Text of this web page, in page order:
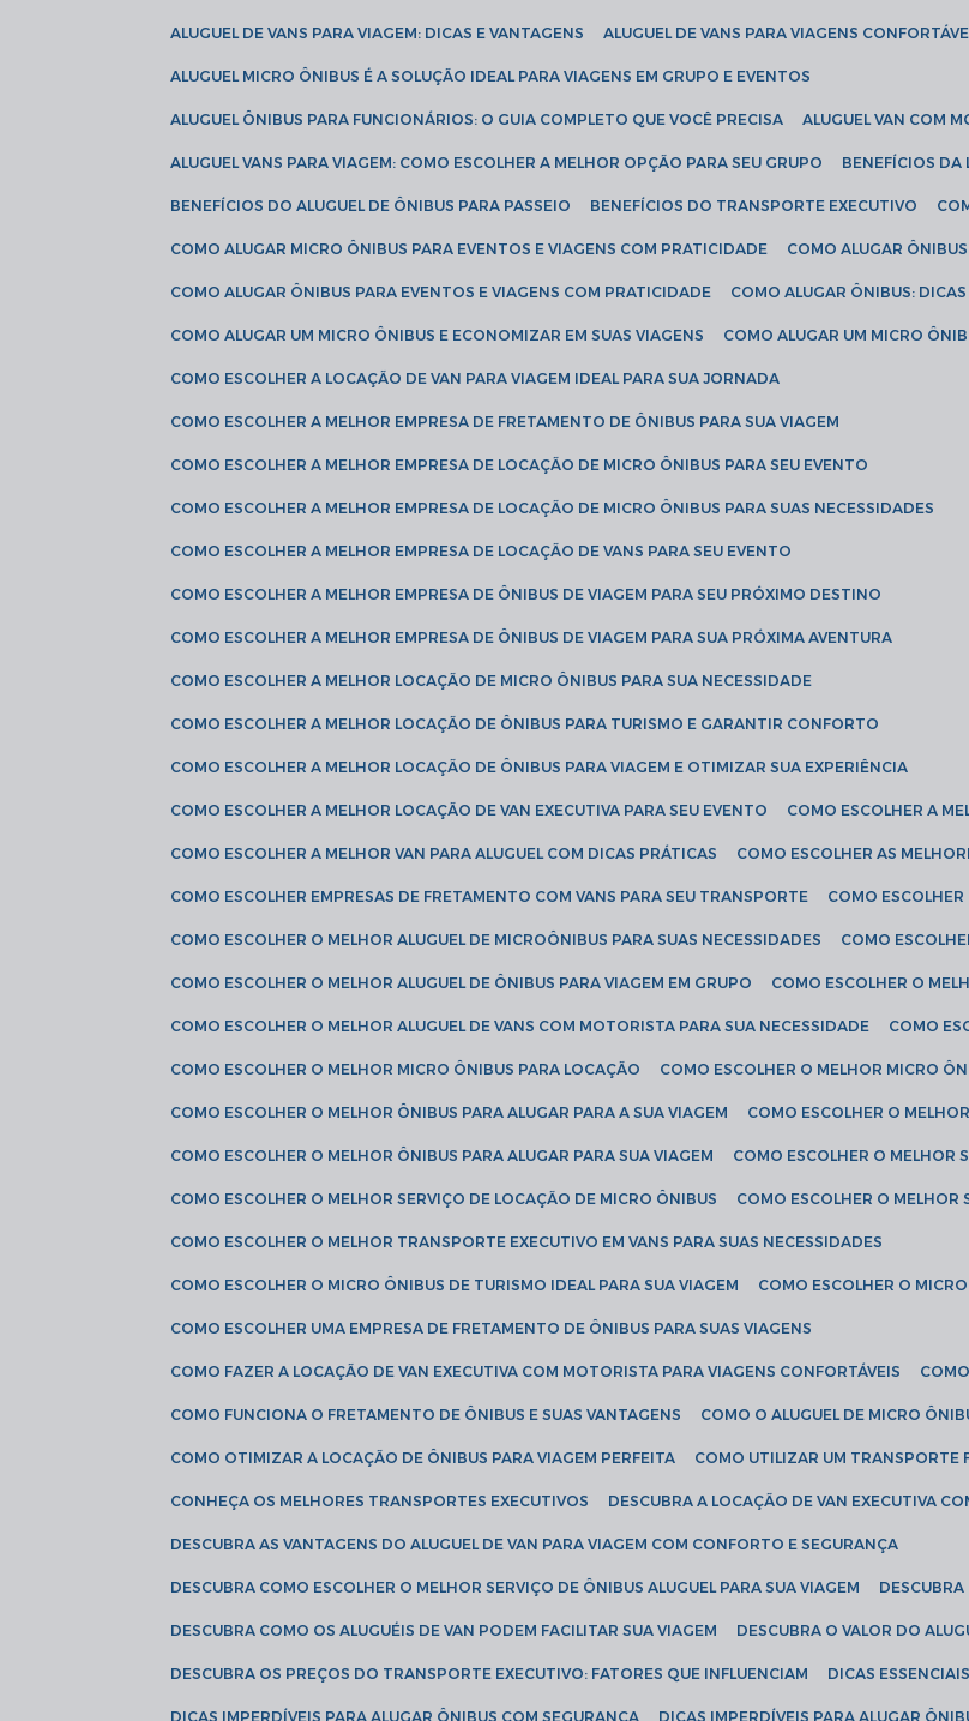
ALUGUEL DE VANS PARA VIAGEM: DICAS E VANTAGENS ALUGUEL DE VANS PARA VIAGENS
ALUGUEL MICRO ÔNIBUS É A SOLUÇÃO IDEAL PARA VIAGENS EM GRUPO E EVENTOS
ALUGUEL ÔNIBUS PARA FUNCIONÁRIOS: O GUIA COMPLETO QUE VOCÊ PRECISA ALUGUEL VAN COM
ALUGUEL VANS PARA VIAGEM: COMO ESCOLHER A MELHOR OPÇÃO PARA SEU GRUPO BENEFÍCIOS
BENEFÍCIOS DO ALUGUEL DE ÔNIBUS PARA PASSEIO BENEFÍCIOS DO TRANSPORTE EXECUTIVO
COMO ALUGAR MICRO ÔNIBUS PARA EVENTOS E VIAGENS COM PRATICIDADE COMO ALUGAR
COMO ALUGAR ÔNIBUS PARA EVENTOS E VIAGENS COM PRATICIDADE COMO ALUGAR ÔNIBUS:
COMO ALUGAR UM MICRO ÔNIBUS E ECONOMIZAR EM SUAS VIAGENS COMO ALUGAR UM MICRO
COMO ESCOLHER A LOCAÇÃO DE VAN PARA VIAGEM IDEAL PARA SUA JORNADA
COMO ESCOLHER A MELHOR EMPRESA DE FRETAMENTO DE ÔNIBUS PARA SUA VIAGEM
COMO ESCOLHER A MELHOR EMPRESA DE LOCAÇÃO DE MICRO ÔNIBUS PARA SEU EVENTO
COMO ESCOLHER A MELHOR EMPRESA DE LOCAÇÃO DE MICRO ÔNIBUS PARA SUAS NECESSIDADES
COMO ESCOLHER A MELHOR EMPRESA DE LOCAÇÃO DE VANS PARA SEU EVENTO
COMO ESCOLHER A MELHOR EMPRESA DE ÔNIBUS DE VIAGEM PARA SEU PRÓXIMO DESTINO
COMO ESCOLHER A MELHOR EMPRESA DE ÔNIBUS DE VIAGEM PARA SUA PRÓXIMA AVENTURA
COMO ESCOLHER A MELHOR LOCAÇÃO DE MICRO ÔNIBUS PARA SUA NECESSIDADE
COMO ESCOLHER A MELHOR LOCAÇÃO DE ÔNIBUS PARA TURISMO E GARANTIR CONFORTO
COMO ESCOLHER A MELHOR LOCAÇÃO DE ÔNIBUS PARA VIAGEM E OTIMIZAR SUA EXPERIÊNCIA
COMO ESCOLHER A MELHOR LOCAÇÃO DE VAN EXECUTIVA PARA SEU EVENTO COMO ESCOLHER A
COMO ESCOLHER A MELHOR VAN PARA ALUGUEL COM DICAS PRÁTICAS COMO ESCOLHER AS
COMO ESCOLHER EMPRESAS DE FRETAMENTO COM VANS PARA SEU TRANSPORTE COMO
COMO ESCOLHER O MELHOR ALUGUEL DE MICROÔNIBUS PARA SUAS NECESSIDADES COMO
COMO ESCOLHER O MELHOR ALUGUEL DE ÔNIBUS PARA VIAGEM EM GRUPO COMO ESCOLHER O
COMO ESCOLHER O MELHOR ALUGUEL DE VANS COM MOTORISTA PARA SUA NECESSIDADE COMO
COMO ESCOLHER O MELHOR MICRO ÔNIBUS PARA LOCAÇÃO COMO ESCOLHER O MELHOR MICRO
COMO ESCOLHER O MELHOR ÔNIBUS PARA ALUGAR PARA A SUA VIAGEM COMO ESCOLHER O
COMO ESCOLHER O MELHOR ÔNIBUS PARA ALUGAR PARA SUA VIAGEM COMO ESCOLHER O MELHOR
COMO ESCOLHER O MELHOR SERVIÇO DE LOCAÇÃO DE MICRO ÔNIBUS COMO ESCOLHER O
COMO ESCOLHER O MELHOR TRANSPORTE EXECUTIVO EM VANS PARA SUAS NECESSIDADES
COMO ESCOLHER O MICRO ÔNIBUS DE TURISMO IDEAL PARA SUA VIAGEM COMO ESCOLHER O
COMO ESCOLHER UMA EMPRESA DE FRETAMENTO DE ÔNIBUS PARA SUAS VIAGENS
COMO FAZER A LOCAÇÃO DE VAN EXECUTIVA COM MOTORISTA PARA VIAGENS CONFORTÁVEIS
COMO FUNCIONA O FRETAMENTO DE ÔNIBUS E SUAS VANTAGENS COMO O ALUGUEL DE MICRO
COMO OTIMIZAR A LOCAÇÃO DE ÔNIBUS PARA VIAGEM PERFEITA COMO UTILIZAR UM
CONHEÇA OS MELHORES TRANSPORTES EXECUTIVOS DESCUBRA A LOCAÇÃO DE VAN EXECUTIVA
DESCUBRA AS VANTAGENS DO ALUGUEL DE VAN PARA VIAGEM COM CONFORTO E SEGURANÇA
DESCUBRA COMO ESCOLHER O MELHOR SERVIÇO DE ÔNIBUS ALUGUEL PARA SUA VIAGEM
DESCUBRA COMO OS ALUGUÉIS DE VAN PODEM FACILITAR SUA VIAGEM DESCUBRA O VALOR DO
DESCUBRA OS PREÇOS DO TRANSPORTE EXECUTIVO: FATORES QUE INFLUENCIAM DICAS
DICAS IMPERDÍVEIS PARA ALUGAR ÔNIBUS COM SEGURANÇA DICAS IMPERDÍVEIS PARA ALUGAR